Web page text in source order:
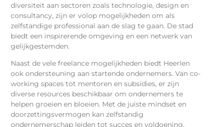
diversiteit aan sectoren zoals technologie, design en
consultancy, zijn er volop mogelijkheden om als
zelfstandige professional aan de slag te gaan. De stad
biedt een inspirerende omgeving en een netwerk van
gelijkgestemden.
Naast de vele freelance mogelijkheden biedt Heerlen
ook ondersteuning aan startende ondernemers. Van co-
working spaces tot mentoren en subsidies, er zijn
diverse resources beschikbaar om ondernemers te
helpen groeien en bloeien. Met de juiste mindset en
doorzettingsvermogen kan zelfstandig
ondernemerschap leiden tot succes en voldoening.